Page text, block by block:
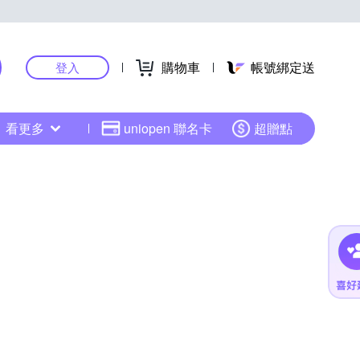
登入 購物車 帳號綁定送
看更多 uniopen 聯名卡 超贈點